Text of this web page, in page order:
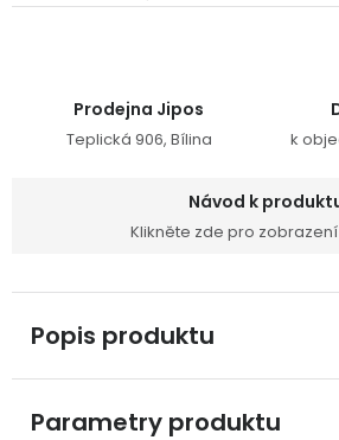
Prodejna Jipos
Teplická 906, Bílina k
Návod k
Klikněte zde pro
Popis produktu
Parametry produktu